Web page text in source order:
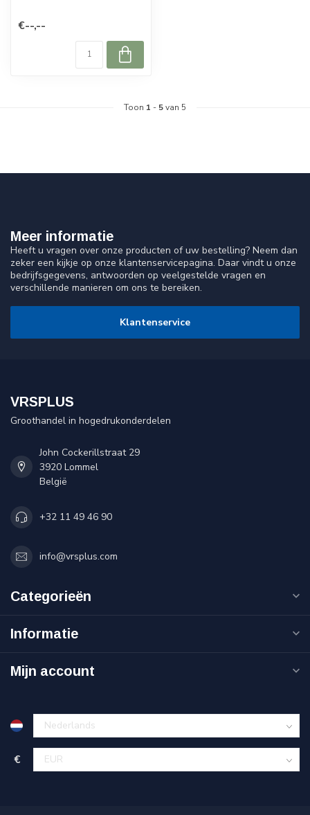
€--,--
Toon 1 - 5van 5
Meer informatie
Heeft u vragen over onze producten of uw bestelling? Neem dan
zeker een kijkje op onze klantenservicepagina. Daar vindt u onze
bedrijfsgegevens, antwoorden op veelgestelde vragen en
verschillende manieren om ons te bereiken.
Klantenservice
VRSPLUS
Groothandel in hogedrukonderdelen
John Cockerillstraat 29
3920 Lommel
België
+32 11 49 46 90
info@vrsplus.com
Categorieën
Informatie
Mijn account
€